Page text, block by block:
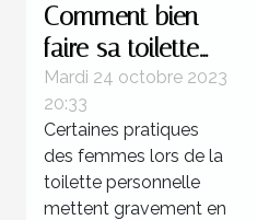
Comment bien
faire sa toilette
intime ?
Mardi 24 octobre 2023
20:33
Certaines pratiques
des femmes lors de la
toilette personnelle
mettent gravement en